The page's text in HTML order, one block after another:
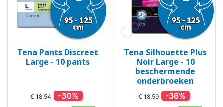
Tena Pants Discreet
Large - 10 pants
€ 18,54 -30%
Tena Silhouette Plus
Noir Large - 10
beschermende
onderbroeken
€ 18,59 -36%